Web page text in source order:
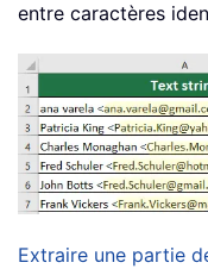
entre caractères
Extraire une partie